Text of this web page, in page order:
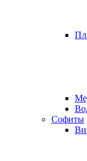
Софиты